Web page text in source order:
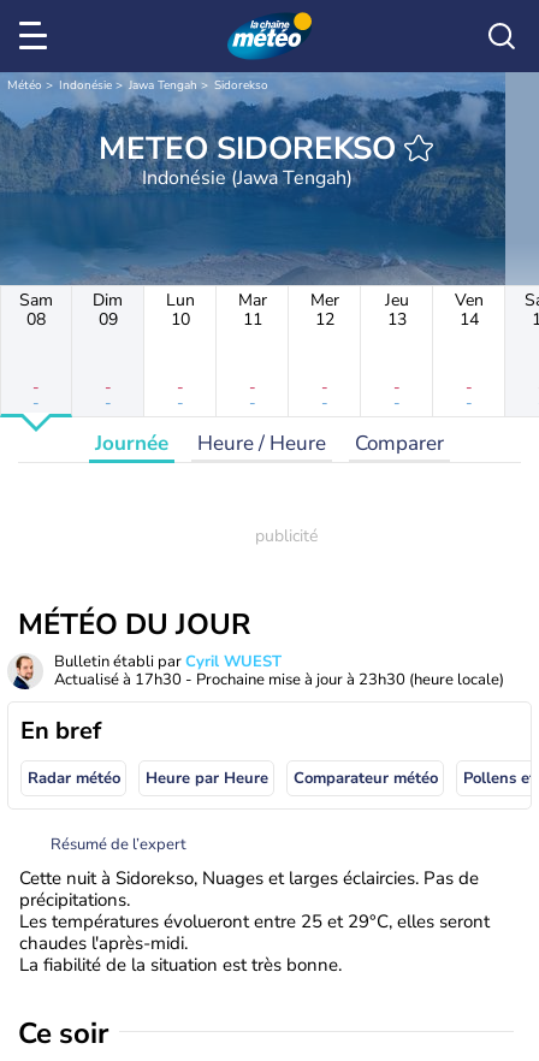
Météo Indonésie Jawa Tengah Sidorekso
METEO SIDOREKSO
Indonésie (Jawa Tengah)
Sam
08
-
-
Dim
09
-
-
Lun
10
-
-
Mar
11
-
-
Mer
12
-
-
Jeu
13
-
-
Ven
14
-
-
Journée Heure / Heure Comparer
MÉTÉO DU JOUR
Bulletin établi parCyril WUEST
Actualisé à 17h30 - Prochaine mise à jour à 23h30 (heure locale)
En bref
Radar météo Heure par Heure Comparateur météo Pollens
Résumé de l’expert
Cette nuit à Sidorekso, Nuages et larges éclaircies. Pas de
précipitations.
Les températures évolueront entre 25 et 29°C, elles seront
chaudes l'après-midi.
La fiabilité de la situation est très bonne.
Ce soir